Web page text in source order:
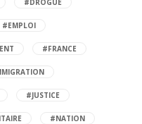
#EMPLOI
#FRANCE
#JUSTICE
#NATION